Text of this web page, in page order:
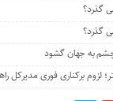
گذرد؟
گذرد؟
چشم به جهان گشود
لزوم برکناری فوری مدیرکل